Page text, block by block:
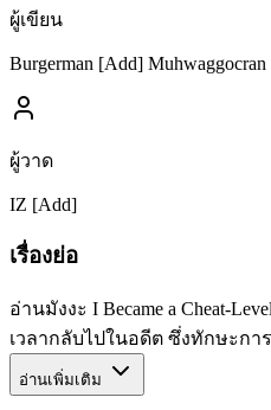
ผู้เขียน
Burgerman [Add] Muhwaggocran
ผู้วาด
IZ [Add]
เรื่องย่อ
อ่านมังงะ I Became a Cheat-
เวลากลับไปในอดีต ซึ่งทักษะกา
อ่านเพิ่มเติม